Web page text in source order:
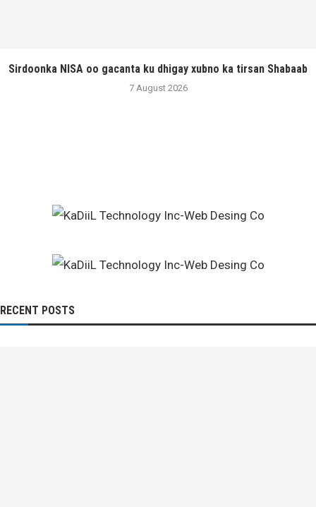
Sirdoonka NISA oo gacanta ku dhigay xubno ka tirsan Shabaab
7 August 2026
RECENT POSTS